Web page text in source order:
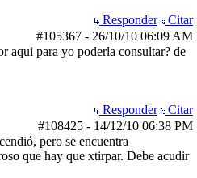
Responder
Citar
#105367 - 26/10/10 06:09 AM
aqui para yo poderla consultar? de
Responder
Citar
#108425 - 14/12/10 06:38 PM
pero se encuentra
que hay que xtirpar. Debe acudir